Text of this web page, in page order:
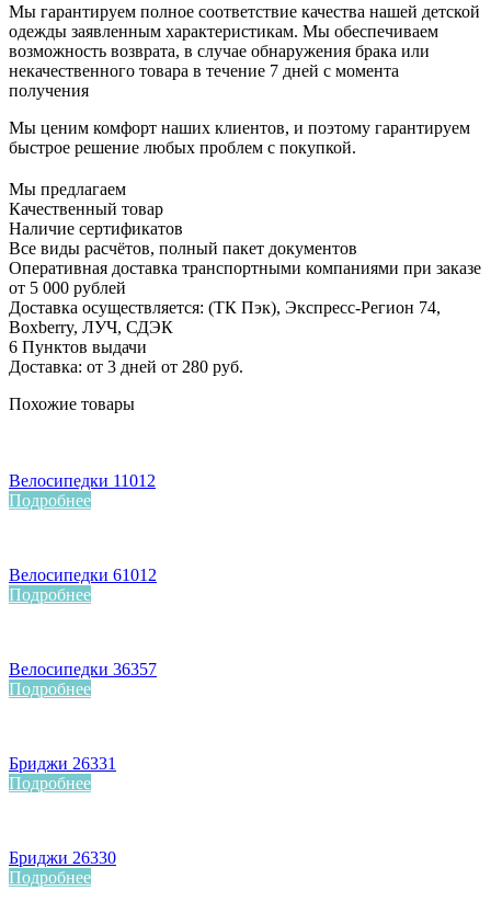
Мы гарантируем полное соответствие качества нашей детской
одежды заявленным характеристикам. Мы обеспечиваем
возможность возврата, в случае обнаружения брака или
некачественного товара в течение 7 дней с момента
получения
Мы ценим комфорт наших клиентов, и поэтому гарантируем
быстрое решение любых проблем с покупкой.
Мы предлагаем
Качественный товар
Наличие сертификатов
Все виды расчётов, полный пакет документов
Оперативная доставка транспортными компаниями при заказе
от 5 000 рублей
Доставка осуществляется: (ТК Пэк), Экспресс-Регион 74,
Boxberry, ЛУЧ, СДЭК
6 Пунктов выдачи
Доставка: от 3 дней от 280 руб.
Похожие товары
Велосипедки 11012
Подробнее
Велосипедки 61012
Подробнее
Велосипедки 36357
Подробнее
Бриджи 26331
Подробнее
Бриджи 26330
Подробнее